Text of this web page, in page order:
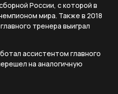
России, с которой в
мира. Также в 2018
тренера выиграл
ассистентом главного
на аналогичную